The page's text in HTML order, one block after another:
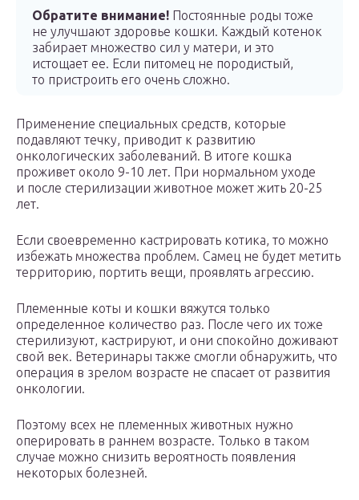
Обратите внимание! Постоянные роды тоже
не улучшают здоровье кошки. Каждый котенок
забирает множество сил у матери, и это
истощает ее. Если питомец не породистый,
то пристроить его очень сложно.
Применение специальных средств, которые
подавляют течку, приводит к развитию
онкологических заболеваний. В итоге кошка
проживет около 9-10 лет. При нормальном уходе
и после стерилизации животное может жить 20-25
лет.
Если своевременно кастрировать котика, то можно
избежать множества проблем. Самец не будет метить
территорию, портить вещи, проявлять агрессию.
Племенные коты и кошки вяжутся только
определенное количество раз. После чего их тоже
стерилизуют, кастрируют, и они спокойно доживают
свой век. Ветеринары также смогли обнаружить, что
операция в зрелом возрасте не спасает от развития
онкологии.
Поэтому всех не племенных животных нужно
оперировать в раннем возрасте. Только в таком
случае можно снизить вероятность появления
некоторых болезней.